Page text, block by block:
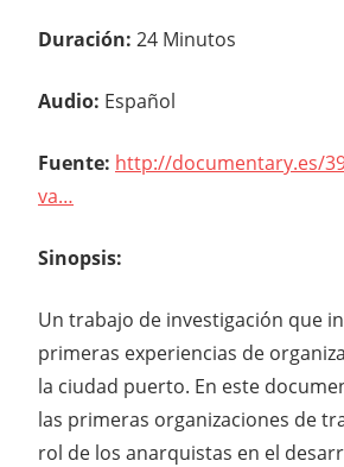
Duración: 24 Minutos
Audio: Español
Fuente: http://documentary.es/
va…
Sinopsis:
Un trabajo de investigación que
primeras experiencias de
la ciudad puerto. En este
las primeras organizaciones de
rol de los anarquistas en el